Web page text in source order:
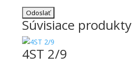
Súvisiace produkty
4ST 2/9